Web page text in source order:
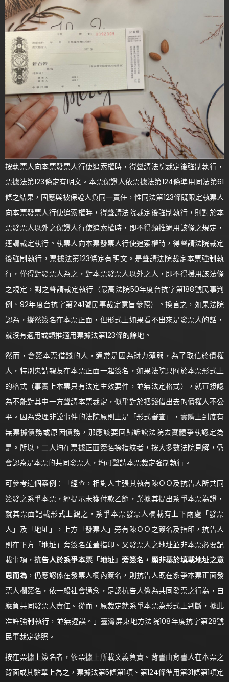
按執票人向本票發票人行使追索權時，得聲請法院裁定後強制執行，
票據法第123條定有明文。本票保證人依票據法第124條準用同法第61
條之結果，固應與被保證人負同一責任，惟同法第123條既限定執票人
向本票發票人行使追索權時，得聲請法院裁定後強制執行，則對於本
票發票人以外之保證人行使追索權時，即不得類推適用該條之規定，
逕請裁定執行。執票人向本票發票人行使追索權時，得聲請法院裁定
後強制執行，票據法第123條定有明文。是聲請法院裁定本票強制執
行，僅得對發票人為之，對本票發票人以外之人，即不得援用該法條
之規定，對之聲請裁定執行（最高法院50年度台抗字第188號民事判
例、92年度台抗字第241號民事裁定意旨參照）。換言之，如果法院
認為，縱然簽名在本票正面，但形式上如果看不出來是發票人的話，
就沒有適用或類推適用票據法第123條的餘地。
然而，會簽本票借錢的人，通常是因為財力薄弱，為了取信於債權
人，特別央請親友在本票正面一起簽名，如果法院只囿於本票形式上
的格式（事實上本票只有法定生效要件，並無法定格式），就直接認
為不能對其中一方聲請本票裁定，似乎對於把錢借出去的債權人不公
平。因為受理非訟事件的法院原則上是「形式審查」，實體上到底有
無票據債務或原因債務，那應該要回歸訴訟法院去實體爭執認定為
是。所以，二人均在票據正面簽名捺指紋者，按大多數法院見解，仍
會認為是本票的共同發票人，均可聲請本票裁定強制執行。
可參考這個案例：「經查，相對人主張其執有陳ＯＯ及抗告人所共同
簽發之系爭本票，經提示未獲付款乙節，業據其提出系爭本票為證，
就其票面記載形式上觀之，系爭本票發票人欄載有上下兩處「發票
人」及「地址」，上方「發票人」旁有陳ＯＯ之簽名及指印，抗告人
則在下方「地址」旁簽名並蓋指印。又發票人之地址並非本票必要記
載事項，抗告人於系爭本票「地址」旁簽名，顯非基於填載地址之意
思而為，仍應認係在發票人欄內簽名，則抗告人既在系爭本票正面發
票人欄簽名，依一般社會通念，足認抗告人係為共同發票之行為，自
應負共同發票人責任。從而，原裁定就系爭本票為形式上判斷，據此
准許強制執行，並無違誤。」臺灣屏東地方法院108年度抗字第28號
民事裁定參照。
按在票據上簽名者，依票據上所載文義負責。背書由背書人在本票之
背面或其黏單上為之，票據法第5條第1項、第124條準用第31條第1項定